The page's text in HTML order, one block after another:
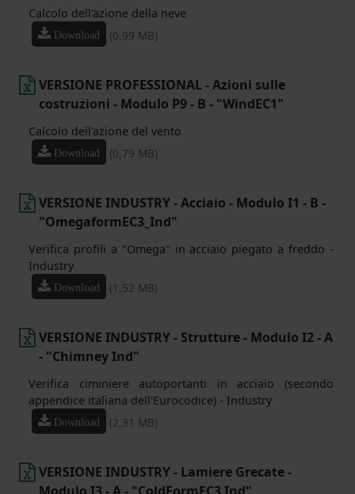
Calcolo dell'azione della neve
Download (0,99 MB)
VERSIONE PROFESSIONAL - Azioni sulle
costruzioni - Modulo P9 - B - "WindEC1"
Calcolo dell'azione del vento
Download (0,79 MB)
VERSIONE INDUSTRY - Acciaio - Modulo I1 - B -
"OmegaformEC3_Ind"
Verifica profili a "Omega" in acciaio piegato a freddo -
Industry
Download (1,52 MB)
VERSIONE INDUSTRY - Strutture - Modulo I2 - A
- "Chimney Ind"
Verifica ciminiere autoportanti in acciaio (secondo
appendice italiana dell'Eurocodice) - Industry
Download (2,31 MB)
VERSIONE INDUSTRY - Lamiere Grecate -